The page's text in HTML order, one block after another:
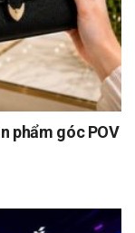
phẩm góc POV